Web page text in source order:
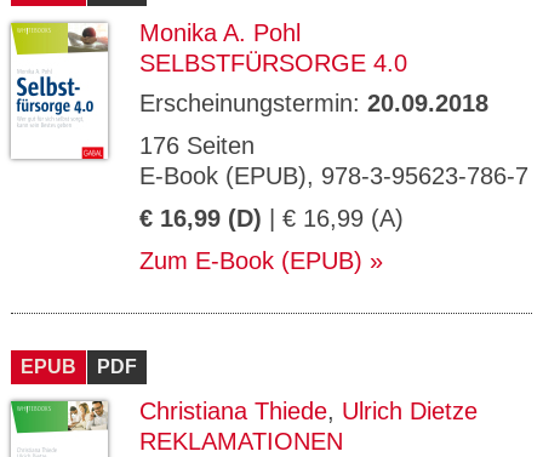
Monika A. Pohl
SELBSTFÜRSORGE 4.0
Erscheinungstermin: 20.09.2018
176 Seiten
E-Book (EPUB), 978-3-95623-786-7
€ 16,99 (D) | € 16,99 (A)
Zum E-Book (EPUB)
EPUB PDF
Christiana Thiede, Ulrich Dietze
REKLAMATIONEN